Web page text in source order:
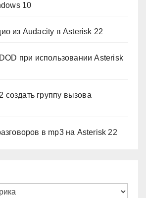
10
из Audacity в Asterisk 22
при использовании Asterisk
создать группу вызова
в mp3 на Asterisk 22